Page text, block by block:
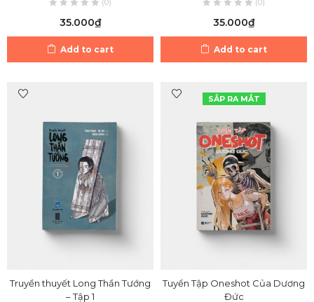
35.000₫
Add to cart
35.000₫
Add to cart
Truyền thuyết Long Thần Tướng
– Tập 1
SẮP RA MẮT
Tuyển Tập Oneshot Của Dương
Đức